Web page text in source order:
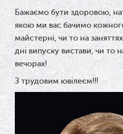
Бажаємо бути здоровою,
якою ми вас бачимо
майстерні, чи то на
дні випуску вистави, чи то
вечорах!
З трудовим ювілеєм!!!